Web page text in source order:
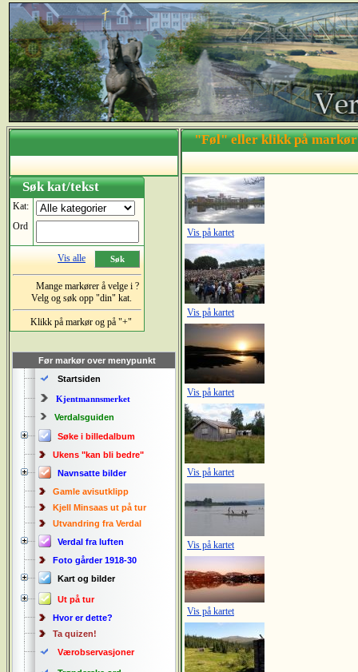
Søk kat/tekst
Kat:
Ord
Vis alle
Mange markører å velge i ?
Velg og søk opp "din" kat.
Klikk på markør og på "+"
Før markør over menypunkt
Startsiden
Kjentmannsmerket
Verdalsguiden
Søke i billedalbum
Ukens "kan bli bedre"
Navnsatte bilder
Gamle avisutklipp
Kjell Minsaas ut på tur
Utvandring fra Verdal
Verdal fra luften
Foto gårder 1918-30
Kart og bilder
Ut på tur
Hvor er dette?
Ta quizen!
Værobservasjoner
"Føl" eller klikk på
Vis på kartet
Vis på kartet
Vis på kartet
Vis på kartet
Vis på kartet
Vis på kartet